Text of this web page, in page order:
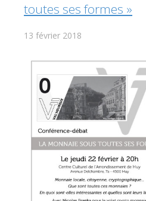
toutes ses formes »
13 février 2018